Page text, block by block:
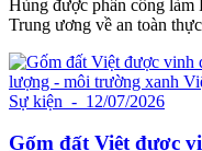
Hùng được phân công làm
Trung ương về an toàn
Sự kiện - 12/07/2026
Gốm đất Việt được